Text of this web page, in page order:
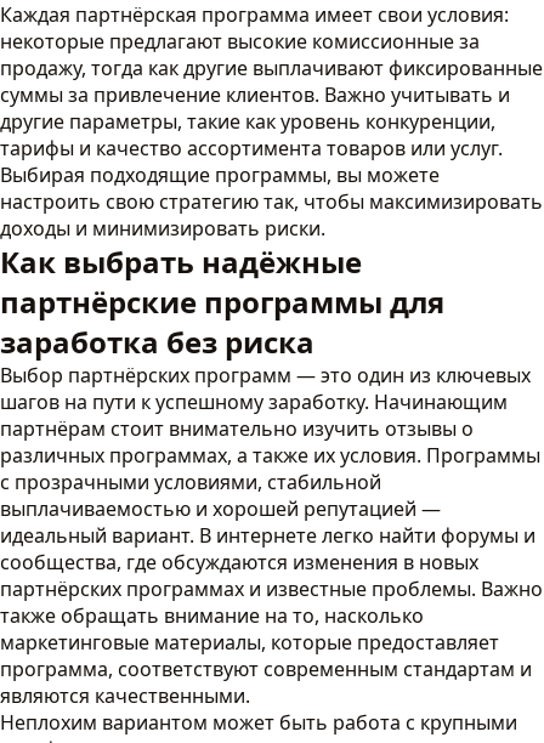
Каждая партнёрская программа имеет свои условия:
некоторые предлагают высокие комиссионные за
продажу, тогда как другие выплачивают фиксированные
суммы за привлечение клиентов. Важно учитывать и
другие параметры, такие как уровень конкуренции,
тарифы и качество ассортимента товаров или услуг.
Выбирая подходящие программы, вы можете
настроить свою стратегию так, чтобы максимизировать
доходы и минимизировать риски.
Как выбрать надёжные
партнёрские программы для
заработка без риска
Выбор партнёрских программ — это один из ключевых
шагов на пути к успешному заработку. Начинающим
партнёрам стоит внимательно изучить отзывы о
различных программах, а также их условия. Программы
с прозрачными условиями, стабильной
выплачиваемостью и хорошей репутацией —
идеальный вариант. В интернете легко найти форумы и
сообщества, где обсуждаются изменения в новых
партнёрских программах и известные проблемы. Важно
также обращать внимание на то, насколько
маркетинговые материалы, которые предоставляет
программа, соответствуют современным стандартам и
являются качественными.
Неплохим вариантом может быть работа с крупными